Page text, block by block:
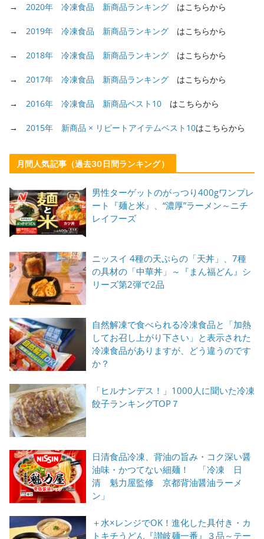
→ 2020年 冷凍食品 新商品ランキング はこちらから
→ 2019年 冷凍食品 新商品ランキング はこちらから
→ 2018年 冷凍食品 新商品ランキング はこちらから
→ 2017年 冷凍食品 新商品ランキング はこちらから
→ 2016年 冷凍食品 新商品ベスト10 はこちらから
→ 2015年 新商品 × リピートアイテムベスト10はこちらから
月間人気記事（過去30日間ランキング）
男性ターゲットのがっつり400gワンプレ
ート『麺と米』、“濃厚”ラーメン～ニチ
レイフーズ
ニッスイ 4種の天ぷらの「天丼」、7種
の具材の「中華丼」～『まん福どん』シ
リーズ第2弾で2品
自然解凍で食べられる冷凍食品と「加熱
してお召し上がり下さい」と表示された
冷凍食品がありますが、どう違うのです
か？
「ヒルナンデス！」1000人に聞いた冷凍
餃子ランキングTOP７
日清食品冷凍、背油の旨み・コク深い醤
油味・かつてない細麺！ 「冷凍 日
清 魁力屋監修 京都背油醤油ラーメ
ン」
＋水×レンジでOK！進化した具付き・カ
トキチうどん『讃岐麺一番』３品～テー